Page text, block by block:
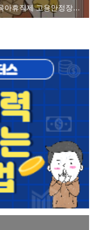
2022 육아 휴직급여 인상 3+3 부모 육아휴직제 고용안정장려금을 알아보자